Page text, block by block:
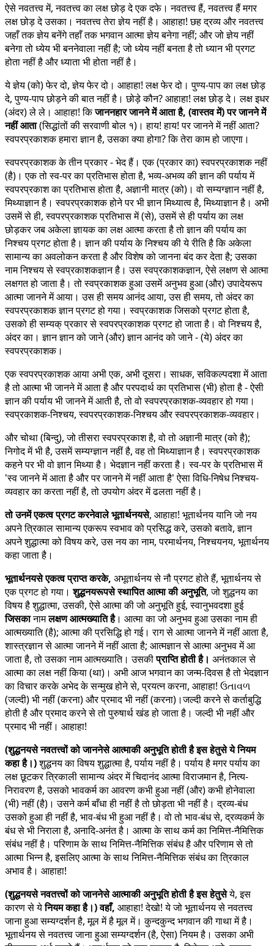
ऐसे नवतत्त्व में, नवतत्त्व का लक्ष छोड़ दे एक दफे। नवतत्त्व हैं, नवतत्त्व हैं मगर
लक्ष छोड़ दे उसका। नवतत्त्व तेरा ज्ञेय नहीं है। आहाहा! छह द्रव्य और नवतत्त्व
जहाँ तक ज्ञेय बनेंगे तहाँ तक भगवान आत्मा ज्ञेय बनेगा नहीं; और जो ज्ञेय नहीं
बनेगा तो ध्येय भी बननेवाला नहीं है; जो ध्येय नहीं बनता है तो ध्यान भी प्रगट
होता नहीं है और ध्याता भी होता नहीं है।
ये ज्ञेय (को) फेर दो, ज्ञेय फेर दो। आहाहा! लक्ष फेर दो। पुण्य-पाप का लक्ष छोड़
दे, पुण्य-पाप छोड़ने की बात नहीं है। छोड़े कौन? आहाहा! लक्ष छोड़ दे। लक्ष इधर
(अंदर) ले ले। आहाहा! किजाननहार जानने में आता है, (वास्तव में) पर जानने में
नहीं आता(सिद्धांतों की सरवाणी बोल १)। हाय! हाय! पर जानने में नहीं आता?
स्वपरप्रकाशक हमारा ज्ञान है, उसका क्या होगा? कि तेरा काम हो जाएगा।
स्वपरप्रकाशक के तीन प्रकार - भेद हैं। एक (प्रकार का) स्वपरप्रकाशक नहीं
(है)। एक तो स्व-पर का प्रतिभास होता है, भव्य-अभव्य की ज्ञान की पर्याय में
स्वपरप्रकाश का प्रतिभास होता है, अज्ञानी मात्र (को)। वो सम्यग्ज्ञान नहीं है,
मिथ्याज्ञान है। स्वपरप्रकाशक होने पर भी ज्ञान मिथ्यात्व है, मिथ्याज्ञान है। अभी
उसमें से ही, स्वपरप्रकाशक प्रतिभास में (से), उसमें से ही पर्याय का लक्ष
छोड़कर जब अकेला ज्ञायक का लक्ष आत्मा करता है तो ज्ञान की पर्याय का
निश्चय प्रगट होता है। ज्ञान की पर्याय के निश्चय की ये रीति है कि अकेला
सामान्य का अवलोकन करता है और विशेष को जानना बंद कर देता है; उसका
नाम निश्चय से स्वप्रकाशकज्ञान है। उस स्वप्रकाशकज्ञान, ऐसे लक्षण से आत्मा
लक्षगत हो जाता है। तो स्वप्रकाशक हुआ उसमें अनुभव हुआ (और) उपादेयरूप
आत्मा जानने में आया। उस ही समय आनंद आया, उस ही समय, तो अंदर का
स्वपरप्रकाशक ज्ञान प्रगट हो गया। स्वप्रकाशक जिसको प्रगट होता है,
उसको ही सम्यक् प्रकार से स्वपरप्रकाशक प्रगट हो जाता है। वो निश्चय है,
अंदर का। ज्ञान ज्ञान को जाने (और) ज्ञान आनंद को जाने - (ये) अंदर का
स्वपरप्रकाशक।
एक स्वपरप्रकाशक आया अभी एक, अभी दूसरा। साधक, सविकल्पदशा में आता
है तो आत्मा भी जानने में आता है और परपदार्थ का प्रतिभास (भी) होता है - ऐसी
ज्ञान की पर्याय भी जानने में आती है, तो वो स्वपरप्रकाशक-व्यवहार हो गया।
स्वप्रकाशक-निश्चय, स्वपरप्रकाशक-निश्चय और स्वपरप्रकाशक-व्यवहार।
और चोथा (बिन्दु), जो तीसरा स्वपरप्रकाश है, वो तो अज्ञानी मात्र (को है);
निगोद में भी है, उसमें सम्यग्ज्ञान नहीं है, वह तो मिथ्याज्ञान है। स्वपरप्रकाशक
कहने पर भी वो ज्ञान मिथ्या है। भेदज्ञान नहीं करता है। स्व-पर के प्रतिभास में
'स्व जानने में आता है और पर जानने में नहीं आता है' ऐसा विधि-निषेध निश्चय-
व्यवहार का करता नहीं है, तो उपयोग अंदर में ढलता नहीं है।
तो उनमें एकत्व प्रगट करनेवाले भूतार्थनयसे, आहाहा! भूतार्थनय यानि जो नय
अपने त्रिकाल सामान्य एकरूप स्वभाव को प्रसिद्ध करे, उसको बतावे, ज्ञान
अपने शुद्धात्मा को विषय करे, उस नय का नाम, परमार्थनय, निश्चयनय, भूतार्थनय
कहा जाता है।
भूतार्थनयसे एकत्व प्राप्त करके, अभूतार्थनय से नौ प्रगट होते हैं, भूतार्थनय से
एक प्रगट हो गया।शुद्धनयरूपसे स्थापित आत्मा की अनुभूति, जो शुद्धनय का
विषय है शुद्धात्मा, उसकी, ऐसे आत्मा की जो अनुभूति हुई, स्वानुभवदशा हुई
जिसकानामलक्षण आत्मख्याति है। आत्मा का जो अनुभव हुआ उसका नाम ही
आत्मख्याति (है); आत्मा की प्रसिद्धि हो गई। राग से आत्मा जानने में नहीं आता है,
शास्त्रज्ञान से आत्मा जानने में नहीं आता है; आत्मज्ञान से आत्मा अनुभव में आ
जाता है, तो उसका नाम आत्मख्याति। उसकीप्राप्ति होती है। अनंतकाल से
आत्मा का लक्ष नहीं किया (था)। अभी आज भगवान का जन्म-दिवस है तो भेदज्ञान
का विचार करके अभेद के सन्मुख होने से, प्रयत्न करना, आहाहा! ઉતાવળ
(जल्दी) भी नहीं (करना) और प्रमाद भी नहीं (करना)।जल्दी करने से कर्ताबुद्धि
होती है और प्रमाद करने से तो पुरुषार्थ खंड हो जाता है। जल्दी भी नहीं और
प्रमाद भी नहीं। आहाहा!
(शुद्धनयसे नवतत्त्वों को जाननेसे आत्माकी अनुभूति होती है इस हेतुसे ये नियम
कहा है।)शुद्धनय का विषय शुद्धात्मा है, पर्याय नहीं है। पर्याय है मगर पर्याय का
लक्ष छूटकर त्रिकाली सामान्य अंदर में चिदानंद आत्मा विराजमान है, नित्य-
निरावरण है, उसको भावकर्म का आवरण कभी हुआ नहीं (और) कभी होनेवाला
(भी) नहीं (है)। उसने कर्म बाँधा ही नहीं है तो छोड़ता भी नहीं है। द्रव्य-बंध
उसको हुआ ही नहीं है, भाव-बंध भी हुआ नहीं है। वो तो भाव-बंध से, द्रव्यकर्म के
बंध से भी निराला है, अनादि-अनंत है। आत्मा के साथ कर्म का निमित्त-नैमित्तिक
संबंध नहीं है। परिणाम के साथ निमित्त-नैमित्तिक संबंध है और परिणाम से तो
आत्मा भिन्न है, इसलिए आत्मा के साथ निमित्त-नैमित्तिक संबंध का त्रिकाल
अभाव है। आहाहा!
(शुद्धनयसे नवतत्त्वों को जाननेसे आत्माकी अनुभूति होती है इस हेतुसेये, इस
कारण से येनियम कहा है।) वहाँ, आहाहा! देखो! ये जो भूतार्थनय से नवतत्त्व
जाना हुआ सम्यग्दर्शन है, मूल में है मूल में। कुन्दकुन्द भगवान की गाथा में है।
भूतार्थनय से नवतत्त्व जाना हुआ सम्यग्दर्शन (है, ऐसा) नियम है। उसका अभी